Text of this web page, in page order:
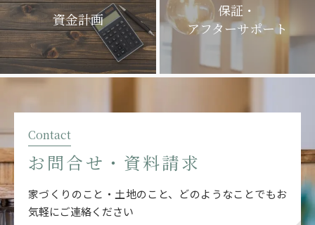
資金計画
保証・
アフターサポート
Contact
お問合せ・資料請求
家づくりのこと・土地のこと、どのようなことでもお
気軽にご連絡ください